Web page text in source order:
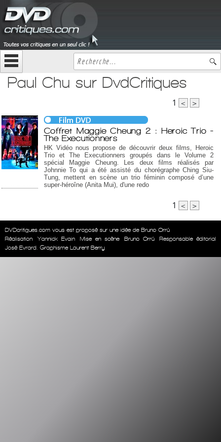
Paul Chu sur DvdCritiques
1 < >
Coffret Maggie Cheung 2 : Heroic Trio -
The Executionners
HK Vidéo nous propose de découvrir deux films, Heroic
Trio et The Executionners groupés dans le Volume 2
spécial Maggie Cheung. Les deux films réalisés par
Johnnie To qui a été assisté du chorégraphe Ching Siu-
Tung, mettent en scène un trio féminin composé d’une
super-héroîne (Anita Mui), d'une redo
1 < >
DVDcritiques.com vous est proposé sur une idée de Bruno Orrú
Réalisation
Yannick Evain Mise en scène Bruno Orrú
Responsable éditorial
José Evrard. Graphisme Laurent Berry